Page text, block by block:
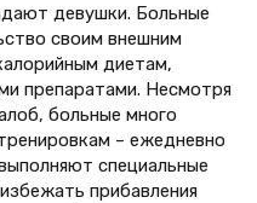
девушки. Больные
своим внешним
диетам,
препаратами. Несмотря
больные много
– ежедневно
специальные
прибавления